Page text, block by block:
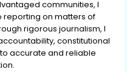
communities, I
on matters of
rigorous journalism, I
constitutional
accurate and reliable